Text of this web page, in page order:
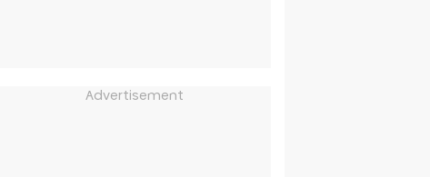
Advertisement